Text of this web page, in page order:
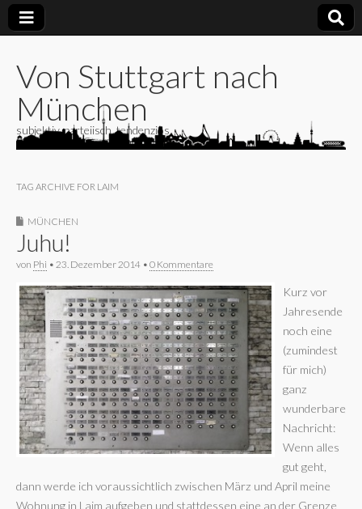
Von Stuttgart nach
München
subjektiv, parteiisch, tendenziös
TAG ARCHIVE FOR LAIM
MÜNCHEN
Juhu!
von Phi • 23. Dezember 2014 • 0 Kommentare
Kurz vor
Jahresende
noch eine
(zumindest
für mich)
ganz
wunderbare
Nachricht:
Wenn alles
gut geht,
dann werde ich voraussichtlich zwischen März und April meine
Wohnung in Laim aufgeben und stattdessen eine an der Grenze